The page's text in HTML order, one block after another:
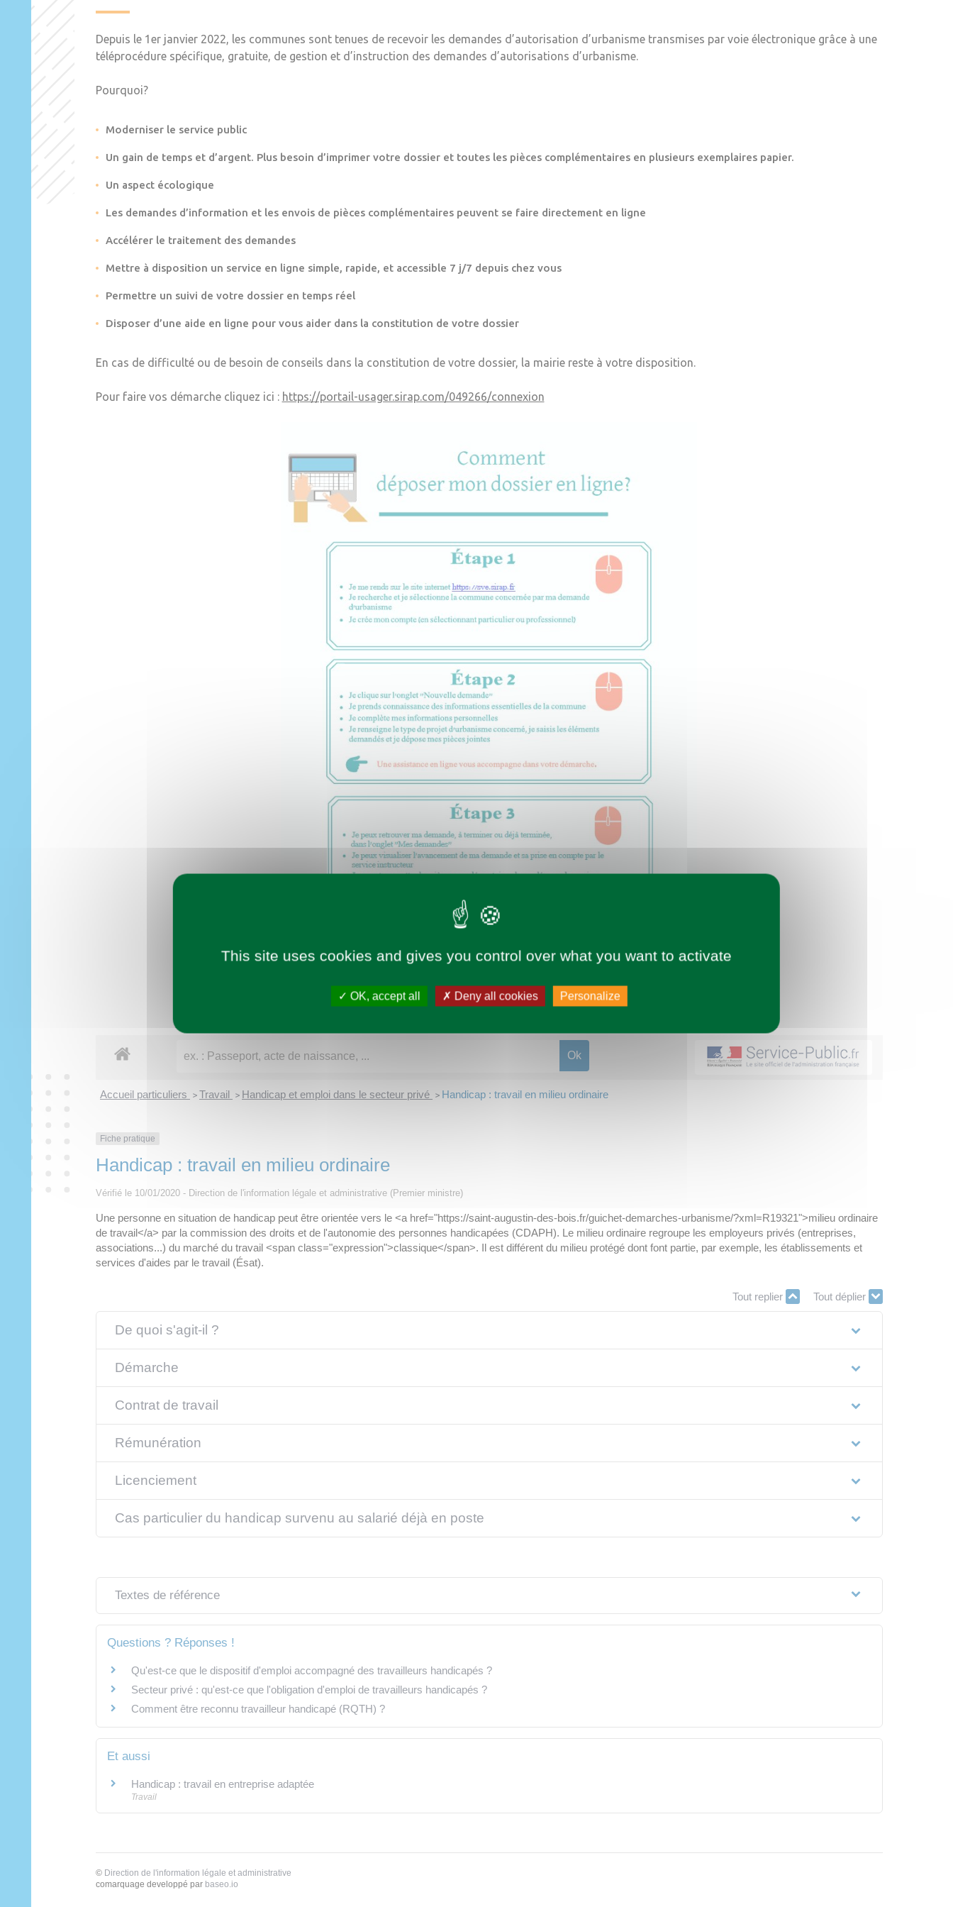
Découvrir
Municipalité
À tout âge
Vie pratique
Loisirs
Imaginer demain
Depuis le 1er janvier 2022, les communes sont tenues de recevoir les demandes d’autorisation d’urbanisme transmises par voie électronique grâce à une
téléprocédure spécifique, gratuite, de gestion et d’instruction des demandes d’autorisations d’urbanisme.
Pourquoi?
Moderniser le service public
Un gain de temps et d’argent. Plus besoin d’imprimer votre dossier et toutes les pièces complémentaires en plusieurs exemplaires papier.
Un aspect écologique
Les demandes d’information et les envois de pièces complémentaires peuvent se faire directement en ligne
Accélérer le traitement des demandes
Mettre à disposition un service en ligne simple, rapide, et accessible 7 j/7 depuis chez vous
Permettre un suivi de votre dossier en temps réel
Disposer d’une aide en ligne pour vous aider dans la constitution de votre dossier
En cas de difficulté ou de besoin de conseils dans la constitution de votre dossier, la mairie reste à votre disposition.
Pour faire vos démarche cliquez ici : https://portail-usager.sirap.com/049266/connexion
Accueil particuliers > Travail > Handicap et emploi dans le secteur privé > Handicap : travail en milieu ordinaire
Fiche pratique
Handicap : travail en milieu ordinaire
Vérifié le 10/01/2020 - Direction de l'information légale et administrative (Premier ministre)
Une personne en situation de handicap peut être orientée vers le <a href="https://saint-augustin-des-bois.fr/guichet-demarches-urbanisme/?xml=R19321">milieu ordinaire
de travail</a> par la commission des droits et de l'autonomie des personnes handicapées (CDAPH). Le milieu ordinaire regroupe les employeurs privés (entreprises,
associations...) du marché du travail <span class="expression">classique</span>. Il est différent du milieu protégé dont font partie, par exemple, les établissements et
services d'aides par le travail (Ésat).
Tout replier Tout déplier
De quoi s'agit-il ?
Démarche
Contrat de travail
Rémunération
Licenciement
Cas particulier du handicap survenu au salarié déjà en poste
Textes de référence
Questions ? Réponses !
Qu'est-ce que le dispositif d'emploi accompagné des travailleurs handicapés ?
Secteur privé : qu'est-ce que l'obligation d'emploi de travailleurs handicapés ?
Comment être reconnu travailleur handicapé (RQTH) ?
Et aussi
Handicap : travail en entreprise adaptée
Travail
© Direction de l'information légale et administrative
comarquage developpé par baseo.io
This site uses cookies and gives you control over what you want to activate
OK, accept all Deny all cookies Personalize